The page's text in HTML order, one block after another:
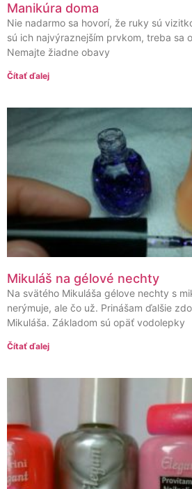
Manikúra doma
Nie nadarmo sa hovorí, že ruky sú
sú ich najvýraznejším prvkom, treba sa
Nemajte žiadne obavy
Čítať ďalej
Mikuláš na gélové nechty
Na svätého Mikuláša gélove nechty s
nerýmuje, ale čo už. Prinášam ďalšie
Mikuláša. Základom sú opäť vodolepky
Čítať ďalej